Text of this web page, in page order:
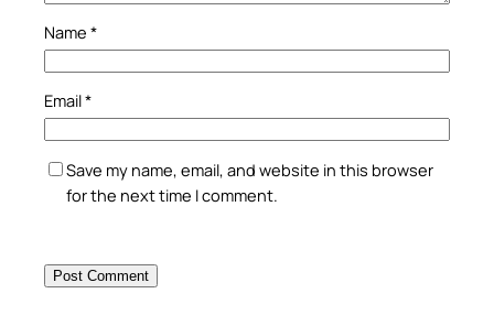
Name *
Email*
Save my name, email, and website in this browser
for the next time I comment.